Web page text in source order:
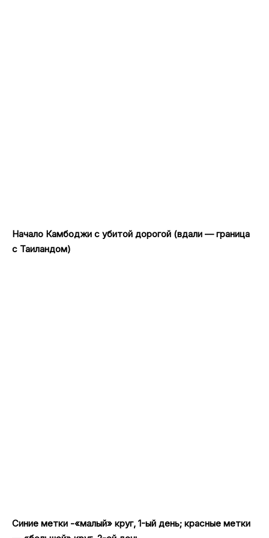
Начало Камбоджи с убитой дорогой (вдали — граница
с Таиландом)
Синие метки -«малый» круг, 1-ый день; красные метки